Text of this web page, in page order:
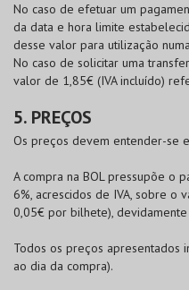
No caso de efetuar um
da data e hora limite
desse valor para utilização
No caso de solicitar uma
valor de 1,85€ (IVA incluído)
5. PREÇOS
Os preços devem entender-se
A compra na BOLpressupõe o
6%, acrescidos de IVA, sobre o
0,05€ por bilhete), devidamente
Todos os preços apresentados
ao dia da compra).